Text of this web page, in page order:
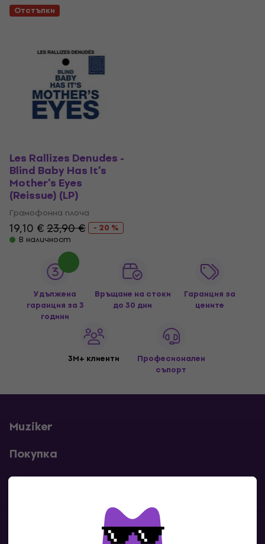
Отстъпки
Les Rallizes Denudes -
Blind Baby Has It's
Mother's Eyes
(Reissue) (LP)
Грамофонна плоча
19,10 €23,90 €
- 20 %
В наличност
Удължена
гаранция за 3
години
Връщане на стоки
до 30 дни
Гаранция за
цените
3M+ клиенти
Професионален
съпорт
Muziker
Покупка
Полезни линкове
Контакти